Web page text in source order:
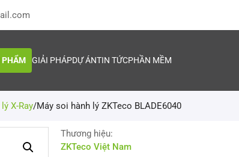
PHẨM GIẢI PHÁPDỰ ÁNTIN TỨCPHẦN MỀM
X-Ray/Máy soi hành lý ZKTeco BLADE6040
Thương hiệu:
ZKTeco Việt Nam